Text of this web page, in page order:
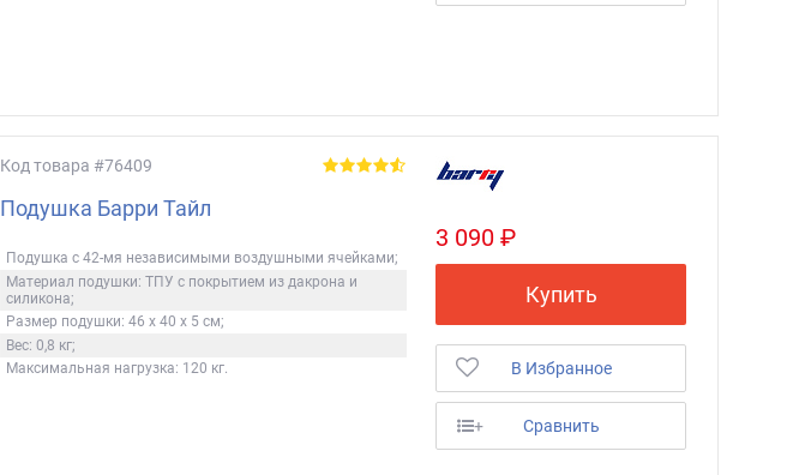
Код товара #76409
Подушка Барри Тайл
Подушка с 42-мя независимыми воздушными ячейками;
Материал подушки: ТПУ с покрытием из дакрона и
силикона;
Размер подушки: 46 х 40 х 5 см;
Вес: 0,8 кг;
Максимальная нагрузка: 120 кг.
3 090 ₽
Купить
В Избранное
+ Сравнить